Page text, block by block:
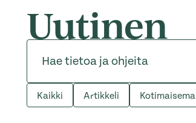
Uutinen
Kaikki Artikkeli Kotimaisema